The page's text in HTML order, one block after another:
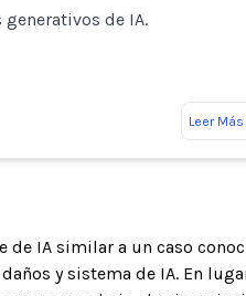
de IA.
Leer Más
de IA similar a un caso
y sistema de IA. En